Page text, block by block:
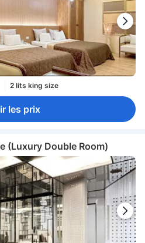
2 lits king size
les prix
(Luxury Double Room)